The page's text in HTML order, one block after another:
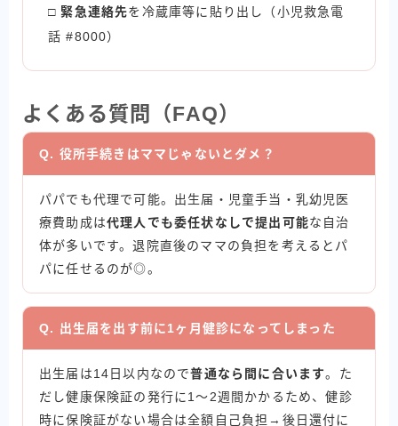
□緊急連絡先を冷蔵庫等に貼り出し（小児救急電
話 #8000）
よくある質問（FAQ）
Q. 役所手続きはママじゃないとダメ？
パパでも代理で可能。出生届・児童手当・乳幼児医
療費助成は代理人でも委任状なしで提出可能な自治
体が多いです。退院直後のママの負担を考えるとパ
パに任せるのが◎。
Q. 出生届を出す前に1ヶ月健診になってしまった
出生届は14日以内なので普通なら間に合います。た
だし健康保険証の発行に1〜2週間かかるため、健診
時に保険証がない場合は全額自己負担→後日還付に